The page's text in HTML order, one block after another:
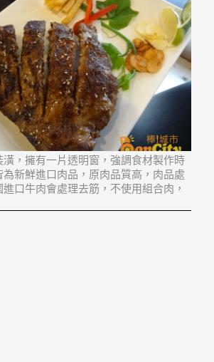
，擁有一片透明窗，強調食材製作時
新鮮進口肉品，原肉品質高，肉品處
口牛肉會處理去筋，不使用組合肉，